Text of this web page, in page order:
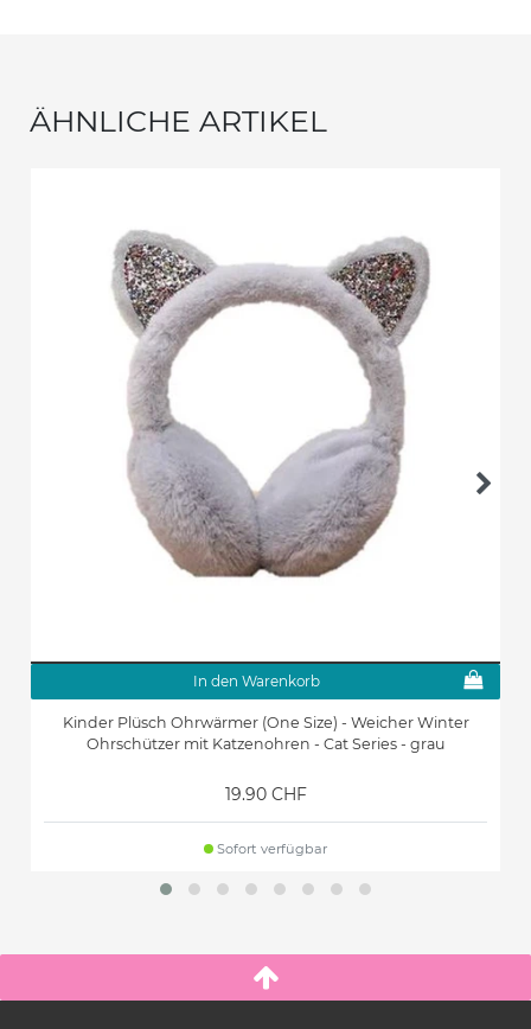
ÄHNLICHE ARTIKEL
In den Warenkorb
Kinder Plüsch Ohrwärmer (One Size) - Weicher Winter
Ohrschützer mit Katzenohren - Cat Series - grau
19.90 CHF
Sofort verfügbar